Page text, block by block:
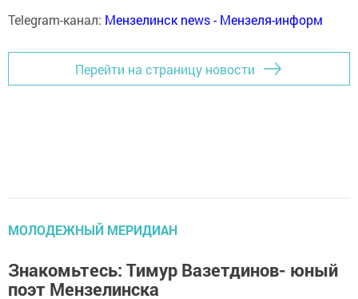
Telegram-канал: Мензелинск news - Мензеля-информ
Перейти на страницу новости
МОЛОДЕЖНЫЙ МЕРИДИАН
Знакомьтесь: Тимур Вазетдинов- юный
поэт Мензелинска